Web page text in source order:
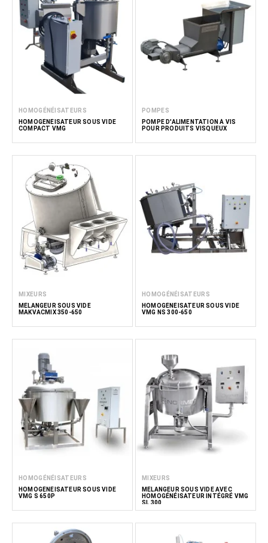
HOMOGÉNÉISATEURS
HOMOGÉNÉISATEUR SOUS VIDE
COMPACT VMG
POMPES
POMPE D'ALIMENTATION À VIS
POUR PRODUITS VISQUEUX
MIXEURS
MÉLANGEUR SOUS VIDE
MAKVACMIX 350-650
HOMOGÉNÉISATEURS
HOMOGÉNÉISATEUR SOUS VIDE
VMG NS 300-650
HOMOGÉNÉISATEURS
HOMOGÉNÉISATEUR SOUS VIDE
VMG S 650P
MIXEURS
MÉLANGEUR SOUS VIDE AVEC
HOMOGÉNÉISATEUR INTÉGRÉ VMG
SL 300